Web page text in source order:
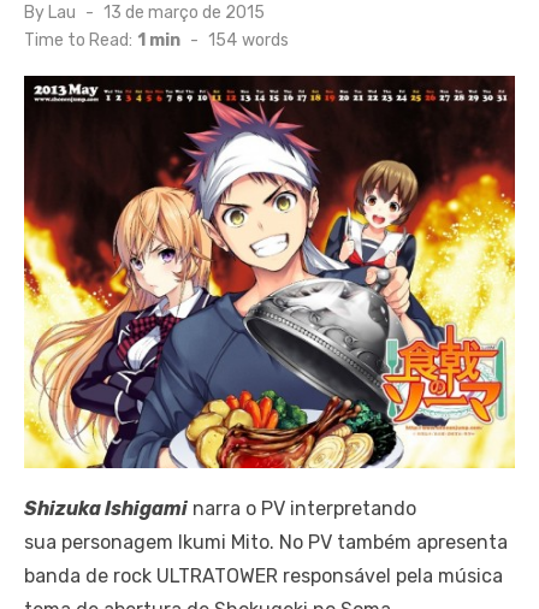
By Lau
Posted
on
13 de março de 2015
Time to Read: 1 min - 154 words
Shizuka Ishigami narra o PV interpretando
sua personagem Ikumi Mito. No PV também apresenta
banda de rock ULTRATOWER responsável pela música